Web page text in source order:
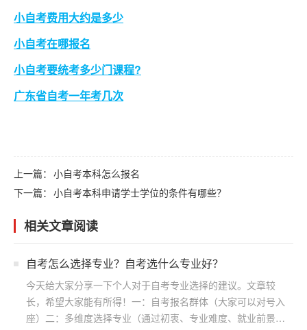
小自考费用大约是多少
小自考在哪报名
小自考要统考多少门课程?
广东省自考一年考几次
上一篇： 小自考本科怎么报名
下一篇： 小自考本科申请学士学位的条件有哪些？
相关文章阅读
自考怎么选择专业？自考选什么专业好？
今天给大家分享一下个人对于自考专业选择的建议。文章较
长，希望大家能有所得！一：自考报名群体（大家可以对号入
座）二：多维度选择专业（通过初衷、专业难度、就业前景方